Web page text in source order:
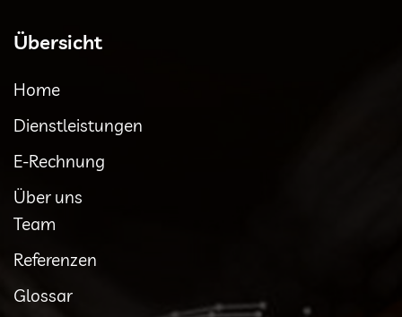
Übersicht
Home
Dienstleistungen
E-Rechnung
Über uns
Team
Referenzen
Glossar